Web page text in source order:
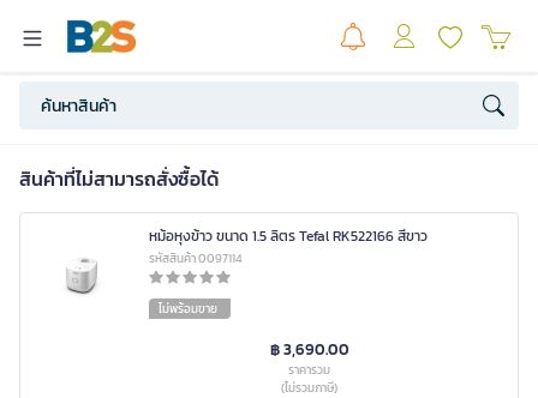
สินค้าที่ไม่สามารถสั่งซื้อได้
หม้อหุงข้าว ขนาด 1.5 ลิตร Tefal RK522166 สีขาว
รหัสสินค้า 0097114
ไม่พร้อมขาย
฿ 3,690.00
ราคารวม
(ไม่รวมภาษี)